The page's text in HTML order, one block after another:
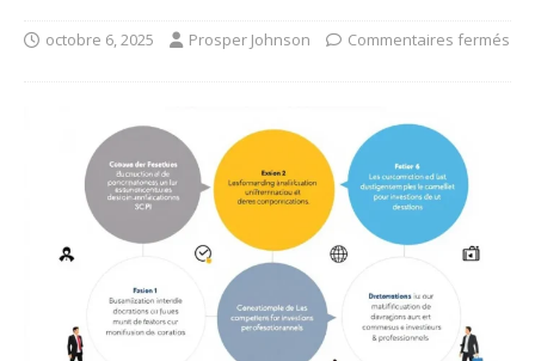
octobre 6, 2025 Prosper Johnson Commentaires fermés